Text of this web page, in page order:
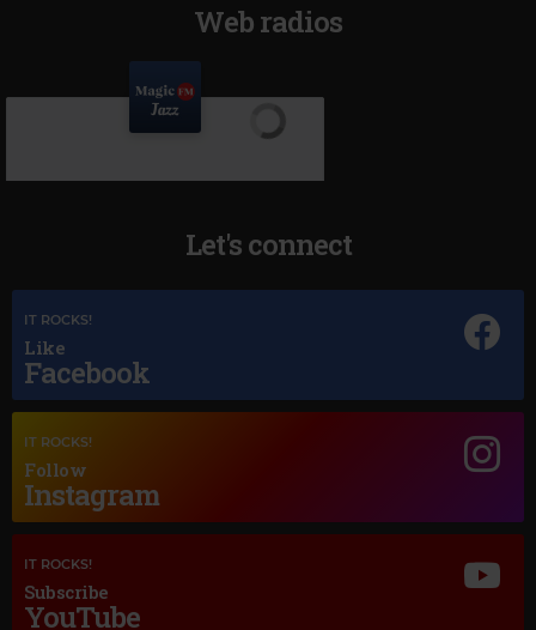
Web radios
THE DAVE BRUBECK QUARTET
Let's connect
IT ROCKS!
Like
Facebook
IT ROCKS!
Follow
Instagram
IT ROCKS!
Subscribe
YouTube